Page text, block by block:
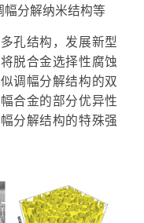
分解纳米结构等
孔结构，发展新型
脱合金选择性腐蚀
调幅分解结构的双
合金的部分优异性
分解结构的特殊强